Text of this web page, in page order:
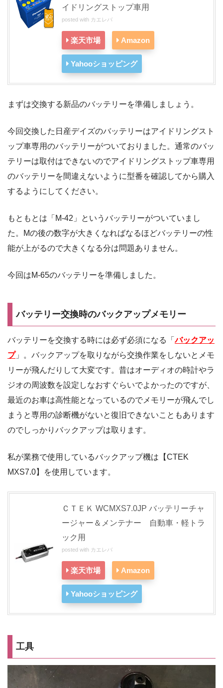
イドリングストップ車用
posted with カエレバ
楽天市場 Amazon
Yahooショッピング
まずは交換する新品のバッテリーを準備しましょう。
今回交換した日産デイズのバッテリーはアイドリングスト
ップ車専用のバッテリーがついておりました。通常のバッ
テリーは取付はできないのでアイドリングストップ車専用
のバッテリーを間違えないように型番を確認してから購入
するようにしてください。
もともとは「M-42」というバッテリーがついていまし
た。Mの後の数字が大きくなればなるほどバッテリーの性
能が上がるので大きくなる分は問題ありません。
今回はM-65のバッテリーを準備しました。
バッテリー交換時のバックアップメモリー
バッテリーを交換する時には必ず必須になる「バックアッ
プ」。バックアップを取りながら交換作業をしないとメモ
リーが飛んだりして大変です。昔はオーディオの時計やラ
ジオの周波数を設定しなおすぐらいでよかったのですが、
最近のお車は高性能となっているのでメモリーが飛んでし
まうと専用の診断機がないと復旧できないこともあります
のでしっかりバックアップは取ります。
私が業務で使用しているバックアップ機は【CTEK
MXS7.0】を使用しています。
ＣＴＥＫ WCMXS7.0JP バッテリーチャ
ージャー＆メンテナー 自動車・軽トラ
ック用
posted with カエレバ
楽天市場 Amazon
Yahooショッピング
工具